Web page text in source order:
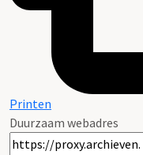
Printen
Duurzaam webadres